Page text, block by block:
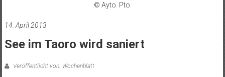
© Ayto. Pto.
14. April 2013
See im Taoro wird saniert
Veröffentlicht von: Wochenblatt